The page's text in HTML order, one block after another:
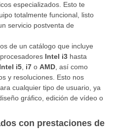
especializados. Esto te
totalmente funcional, listo
servicio postventa de
de un catálogo que incluye
Intel i3hasta
Intel i5, i7o AMD, así como
y resoluciones. Esto nos
cualquier tipo de usuario, ya
gráfico, edición de vídeo o
con prestaciones de